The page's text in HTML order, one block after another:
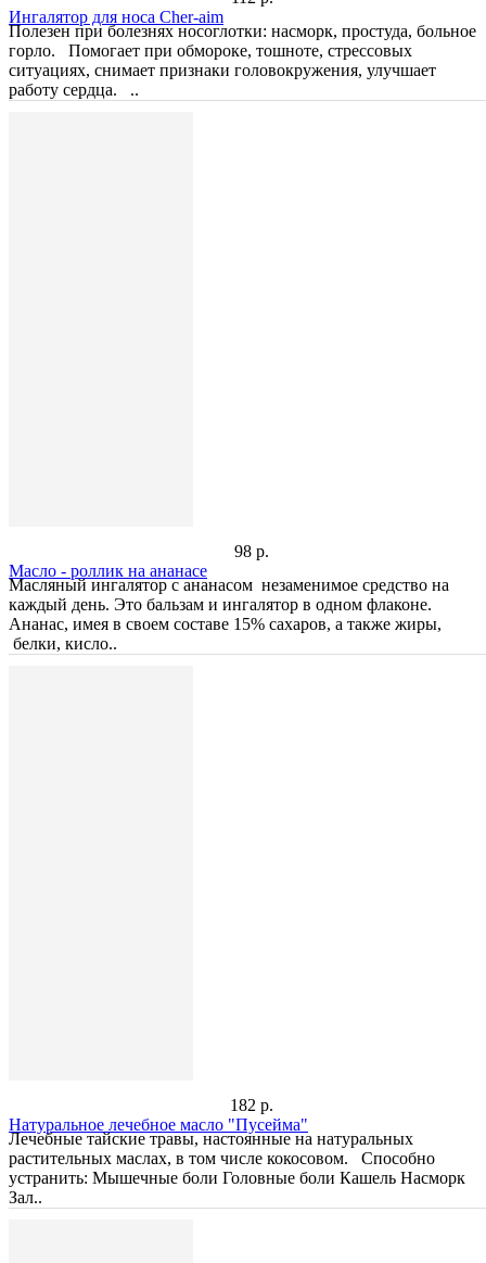
Ингалятор для носа Cher-aim
Полезен при болезнях носоглотки: насморк, простуда, больное
горло. Помогает при обмороке, тошноте, стрессовых
ситуациях, снимает признаки головокружения, улучшает
работу сердца. ..
98 р.
Масло - роллик на ананасе
Масляный ингалятор с ананасом незаменимое средство на
каждый день. Это бальзам и ингалятор в одном флаконе.
Ананас, имея в своем составе 15% сахаров, а также жиры,
белки, кисло..
182 р.
Натуральное лечебное масло "Пусейма"
Лечебные тайские травы, настоянные на натуральных
растительных маслах, в том числе кокосовом. Способно
устранить: Мышечные боли Головные боли Кашель Насморк
Зал..